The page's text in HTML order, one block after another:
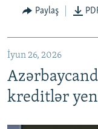
Auto
Paylaş
İyun 26, 2026
kreditlər